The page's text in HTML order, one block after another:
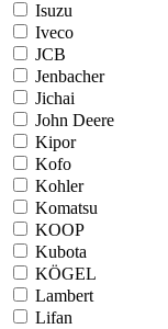
Isuzu
Iveco
JCB
Jenbacher
Jichai
John Deere
Kipor
Kofo
Kohler
Komatsu
KOOP
Kubota
KÖGEL
Lambert
Lifan